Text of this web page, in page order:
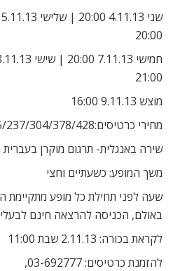
20:00
21:00
מוצש 9.11.13 16:00
מחירי כרטיסים:175/237/304/378/428 ¤|
שירה באנגלית- תרגום מוקרן
משך המופע: כשעתיים וחצי
שעה לפני תחילת כל מופע מתקיימת
באולם, הכניסה להרצאה חינם
לקראת בכורה: 2.11.13 שבת 11:00
להזמנת כרטיסים: 03-692777,